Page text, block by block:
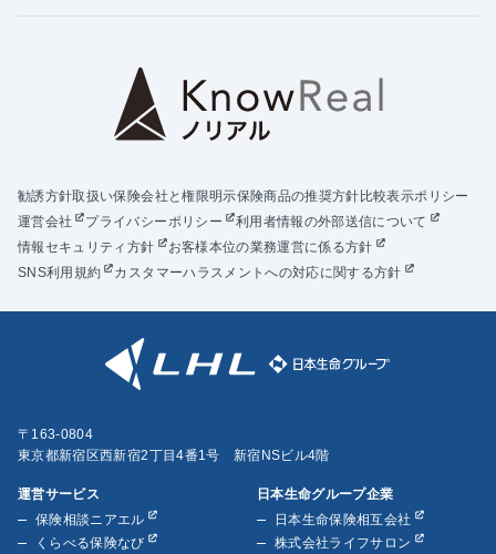
勧誘方針取扱い保険会社と権限明示保険商品の推奨方針 比較表示ポリシー
運営会社
プライバシーポリシー
利用者情報の外部送信について
情報セキュリティ方針
お客様本位の業務運営に係る方針
SNS利用規約
カスタマーハラスメントへの対応に関する方針
〒163-0804
東京都新宿区西新宿2丁目4番1号 新宿NSビル4階
運営サービス
保険相談ニアエル
くらべる保険なび
日本生命グループ企業
日本生命保険相互会社
株式会社ライフサロン